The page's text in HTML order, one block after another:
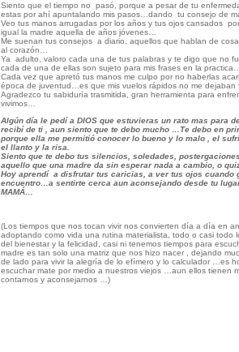
Siento que el tiempo no pasó, porque a pesar de tu
estas por ahí apuntalando mis pasos…dando tu consejo de
Veo tus manos arrugadas por los años y tus ojos cansados
igual la madre aquella de años jóvenes…
Me suenan tus consejos a diario, aquellos que hablan de
al corazón…
Ya adulto, valoro cada una de tus palabras y te digo que no
cada de una de ellas son sujeto para mis frases en la
Cada vez que apretó tus manos me culpo por no haberlas
época de juventud…es que mis vuelos rápidos no me
Agradezco tu sabiduría trasmitida, gran herramienta para
vivimos…
Algún día le pedí a DIOS que estuvieras un rato mas para
recibí de ti , aun siento que te debo mucho …Te debo en
porque ella me permitió conocer lo bueno y lo malo , el
el llanto y la risa.
Siento que te debo tus silencios, soledades,
aquello que una madre da sin esperar nada a cambio, o
Hoy aprendí a disfrutar tus caricias, a ver tus ojos cuando
encuentro…a sentirte cerca aun aconsejando desde tu
MAMÁ…
(Los tiempos que nos tocan vivir nos convierten día a día en
adoptando como vida una rutina materialista, todo o casi todo
del bienestar y la felicidad, casi ni tenemos tiempos para
madre es tan solo una matriz que nos hizo nacer , dejando
de lado para vivir la alegría de lo efímero y lo calculador …es
escuchar mate por medio a nuestros viejos …aun ellos tienen
contarnos y aconsejarnos …)